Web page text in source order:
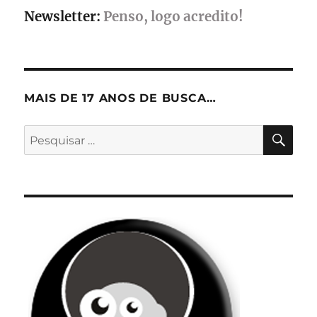
Newsletter: Penso, logo acredito!
MAIS DE 17 ANOS DE BUSCA…
Pesquisar
por: